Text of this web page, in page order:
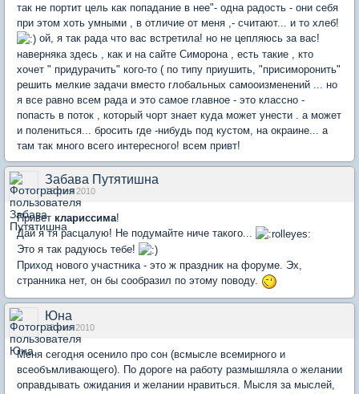
так не портит цель как попадание в нее"- одна радость - они себя
при этом хоть умными , в отличие от меня ,- считают... и то хлеб!
ой, я так рада что вас встретила! но не цепляюсь за вас!
наверняка здесь , как и на сайте Симорона , есть такие , кто
хочет " придурачить" кого-то ( по типу приушить, "присиморонить"
решить мелкие задачи вместо глобальных самооизменений ... но
я все равно всем рада и это самое главное - это классно -
попасть в поток , который чорт знает куда может унести . а может
и полениться... бросить где -нибудь под кустом, на окраине... а
там так много всего интересного! всем привт!
Забава Путятишна
18 фев 2010
Привет клариссима!
Дай я тя расцалую! Не подумайте ниче такого...
Это я так радуюсь тебе!
Приход нового участника - это ж праздник на форуме. Эх,
странника нет, он бы сообразил по этому поводу.
Юна
18 июн 2010
Меня сегодня осенило про сон (всмысле всемирного и
всеобъмливающего). По дороге на работу размышляла о желании
оправдывать ожидания и желании нравиться. Мысля за мыслей,